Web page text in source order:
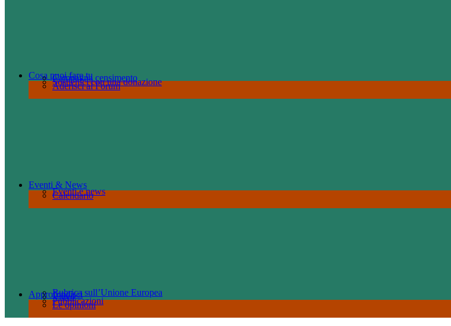
Cosa puoi fare tu
Aderisci al Forum
Sostienici con una donazione
Campagna censimento
Eventi & News
Calendario
Eventi e news
Approfondisci
Le opinioni
Pubblicazioni
Video
Rubrica sull’Unione Europea